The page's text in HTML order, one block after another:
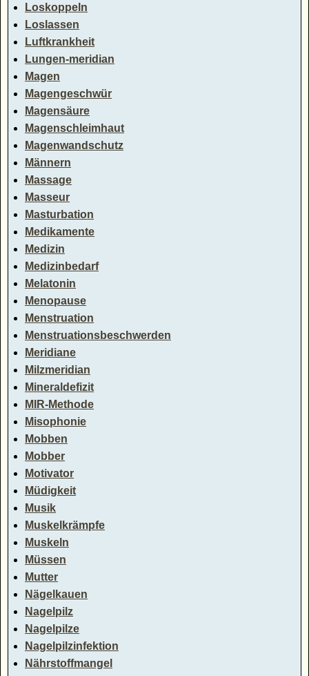
Loskoppeln
Loslassen
Luftkrankheit
Lungen-meridian
Magen
Magengeschwür
Magensäure
Magenschleimhaut
Magenwandschutz
Männern
Massage
Masseur
Masturbation
Medikamente
Medizin
Medizinbedarf
Melatonin
Menopause
Menstruation
Menstruationsbeschwerden
Meridiane
Milzmeridian
Mineraldefizit
MIR-Methode
Misophonie
Mobben
Mobber
Motivator
Müdigkeit
Musik
Muskelkrämpfe
Muskeln
Müssen
Mutter
Nägelkauen
Nagelpilz
Nagelpilze
Nagelpilzinfektion
Nährstoffmangel